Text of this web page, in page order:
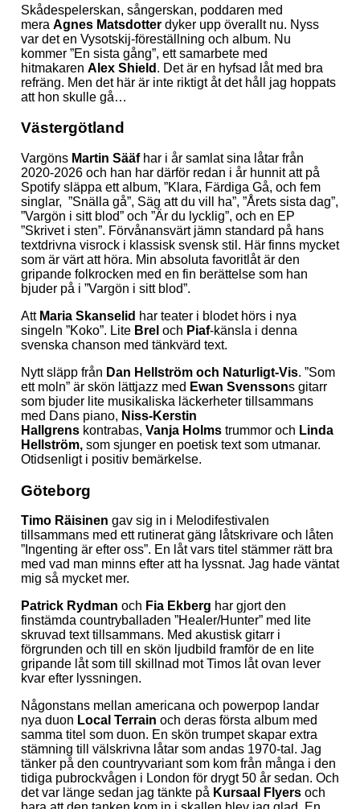
Skådespelerskan, sångerskan, poddaren med
mera Agnes Matsdotterdyker upp överallt nu. Nyss
var det en Vysotskij-föreställning och album. Nu
kommer ”En sista gång”, ett samarbete med
hitmakaren Alex Shield . Det är en hyfsad låt med bra
refräng. Men det här är inte riktigt åt det håll jag hoppats
att hon skulle gå…
Västergötland
Vargöns Martin Sääfhar i år samlat sina låtar från
2020-2026 och han har därför redan i år hunnit att på
Spotify släppa ett album, ”Klara, Färdiga Gå, och fem
singlar, ”Snälla gå”, Säg att du vill ha”, ”Årets sista dag”,
”Vargön i sitt blod” och ”Är du lycklig”, och en EP
”Skrivet i sten”. Förvånansvärt jämn standard på hans
textdrivna visrock i klassisk svensk stil. Här finns mycket
som är värt att höra. Min absoluta favoritlåt är den
gripande folkrocken med en fin berättelse som han
bjuder på i ”Vargön i sitt blod”.
Att Maria Skanselid har teater i blodet hörs i nya
singeln ”Koko”. Lite Brel och Piaf-känsla i denna
svenska chanson med tänkvärd text.
Nytt släpp från Dan Hellström och Naturligt-Vis. ”Som
ett moln” är skön lättjazz med Ewan Svenssons gitarr
som bjuder lite musikaliska läckerheter tillsammans
med Dans piano, Niss-Kerstin
Hallgrenskontrabas, Vanja Holmstrummor och Linda
Hellström,som sjunger en poetisk text som utmanar.
Otidsenligt i positiv bemärkelse.
Göteborg
Timo Räisinen gav sig in i Melodifestivalen
tillsammans med ett rutinerat gäng låtskrivare och låten
”Ingenting är efter oss”. En låt vars titel stämmer rätt bra
med vad man minns efter att ha lyssnat. Jag hade väntat
mig så mycket mer.
Patrick Rydman och Fia Ekberg har gjort den
finstämda countryballaden ”Healer/Hunter” med lite
skruvad text tillsammans. Med akustisk gitarr i
förgrunden och till en skön ljudbild framför de en lite
gripande låt som till skillnad mot Timos låt ovan lever
kvar efter lyssningen.
Någonstans mellan americana och powerpop landar
nya duon Local Terrain och deras första album med
samma titel som duon. En skön trumpet skapar extra
stämning till välskrivna låtar som andas 1970-tal. Jag
tänker på den countryvariant som kom från många i den
tidiga pubrockvågen i London för drygt 50 år sedan. Och
det var länge sedan jag tänkte på Kursaal Flyersoch